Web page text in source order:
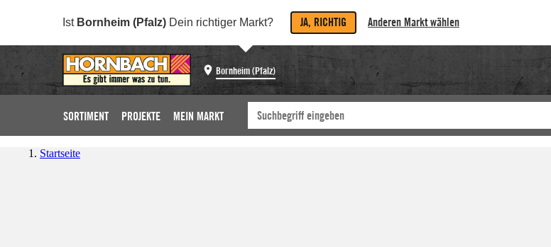
Ist Bornheim (Pfalz) Dein richtiger Markt? JA, RICHTIG Anderen Markt wählen
Bornheim (Pfalz)
SORTIMENT PROJEKTE MEIN MARKT
Startseite